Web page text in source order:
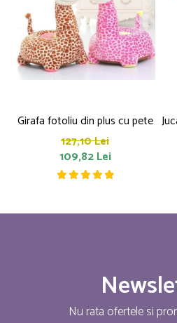
Girafa fotoliu din plus cu pete
127,10 Lei
109,82 Lei
Nu rata ofertele si